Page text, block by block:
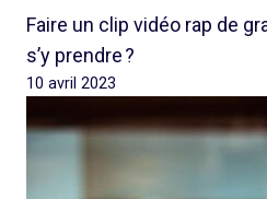
Faire un clip vidéo rap de
s’y prendre ?
10 avril 2023